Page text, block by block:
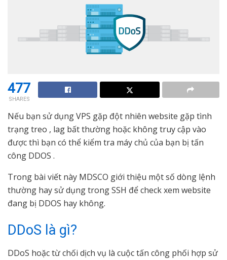
477
SHARES
Nếu bạn sử dụng VPS gặp đột nhiên website gặp tình
trạng treo , lag bất thường hoặc không truy cập vào
được thì bạn có thể kiểm tra máy chủ của bạn bị tấn
công DDOS .
Trong bài viết này MDSCO giới thiệu một số dòng lệnh
thường hay sử dụng trong SSH để check xem website
đang bị DDOS hay không.
DDoS là gì?
DDoS hoặc từ chối dịch vụ là cuộc tấn công phối hợp sử